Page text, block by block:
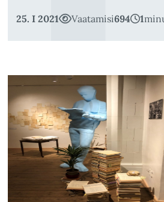
25. I 2021 Vaatamisi694 1